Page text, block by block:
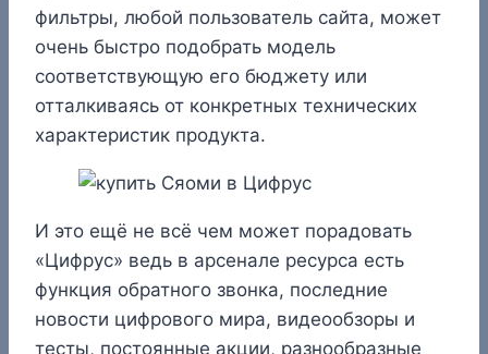
фильтры, любой пользователь сайта, может
очень быстро подобрать модель
соответствующую его бюджету или
отталкиваясь от конкретных технических
характеристик продукта.
И это ещё не всё чем может порадовать
«Цифрус» ведь в арсенале ресурса есть
функция обратного звонка, последние
новости цифрового мира, видеообзоры и
тесты, постоянные акции, разнообразные